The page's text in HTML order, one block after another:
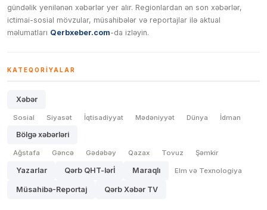
gündəlik yenilənən xəbərlər yer alır. Regionlardan ən son xəbərlər,
ictimai-sosial mövzular, müsahibələr və reportajlar ilə aktual
məlumatları Qerbxeber.com-da izləyin.
KATEQORIYALAR
Xəbər
Sosial Siyasət İqtisadiyyat Mədəniyyət Dünya İdman
Bölgə xəbərləri
Ağstafa Gəncə Gədəbəy Qazax Tovuz Şəmkir
Yazarlar Qərb QHT-lərİ Maraqlı Elm və Texnologiya
Müsahibə-Reportaj Qərb Xəbər TV